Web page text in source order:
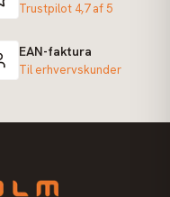
Trustpilot 4,7 af 5
EAN-faktura
Til erhvervskunder